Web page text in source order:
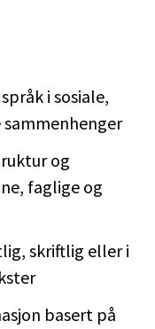
i sosiale,
og
faglige og
skriftlig eller i
basert på